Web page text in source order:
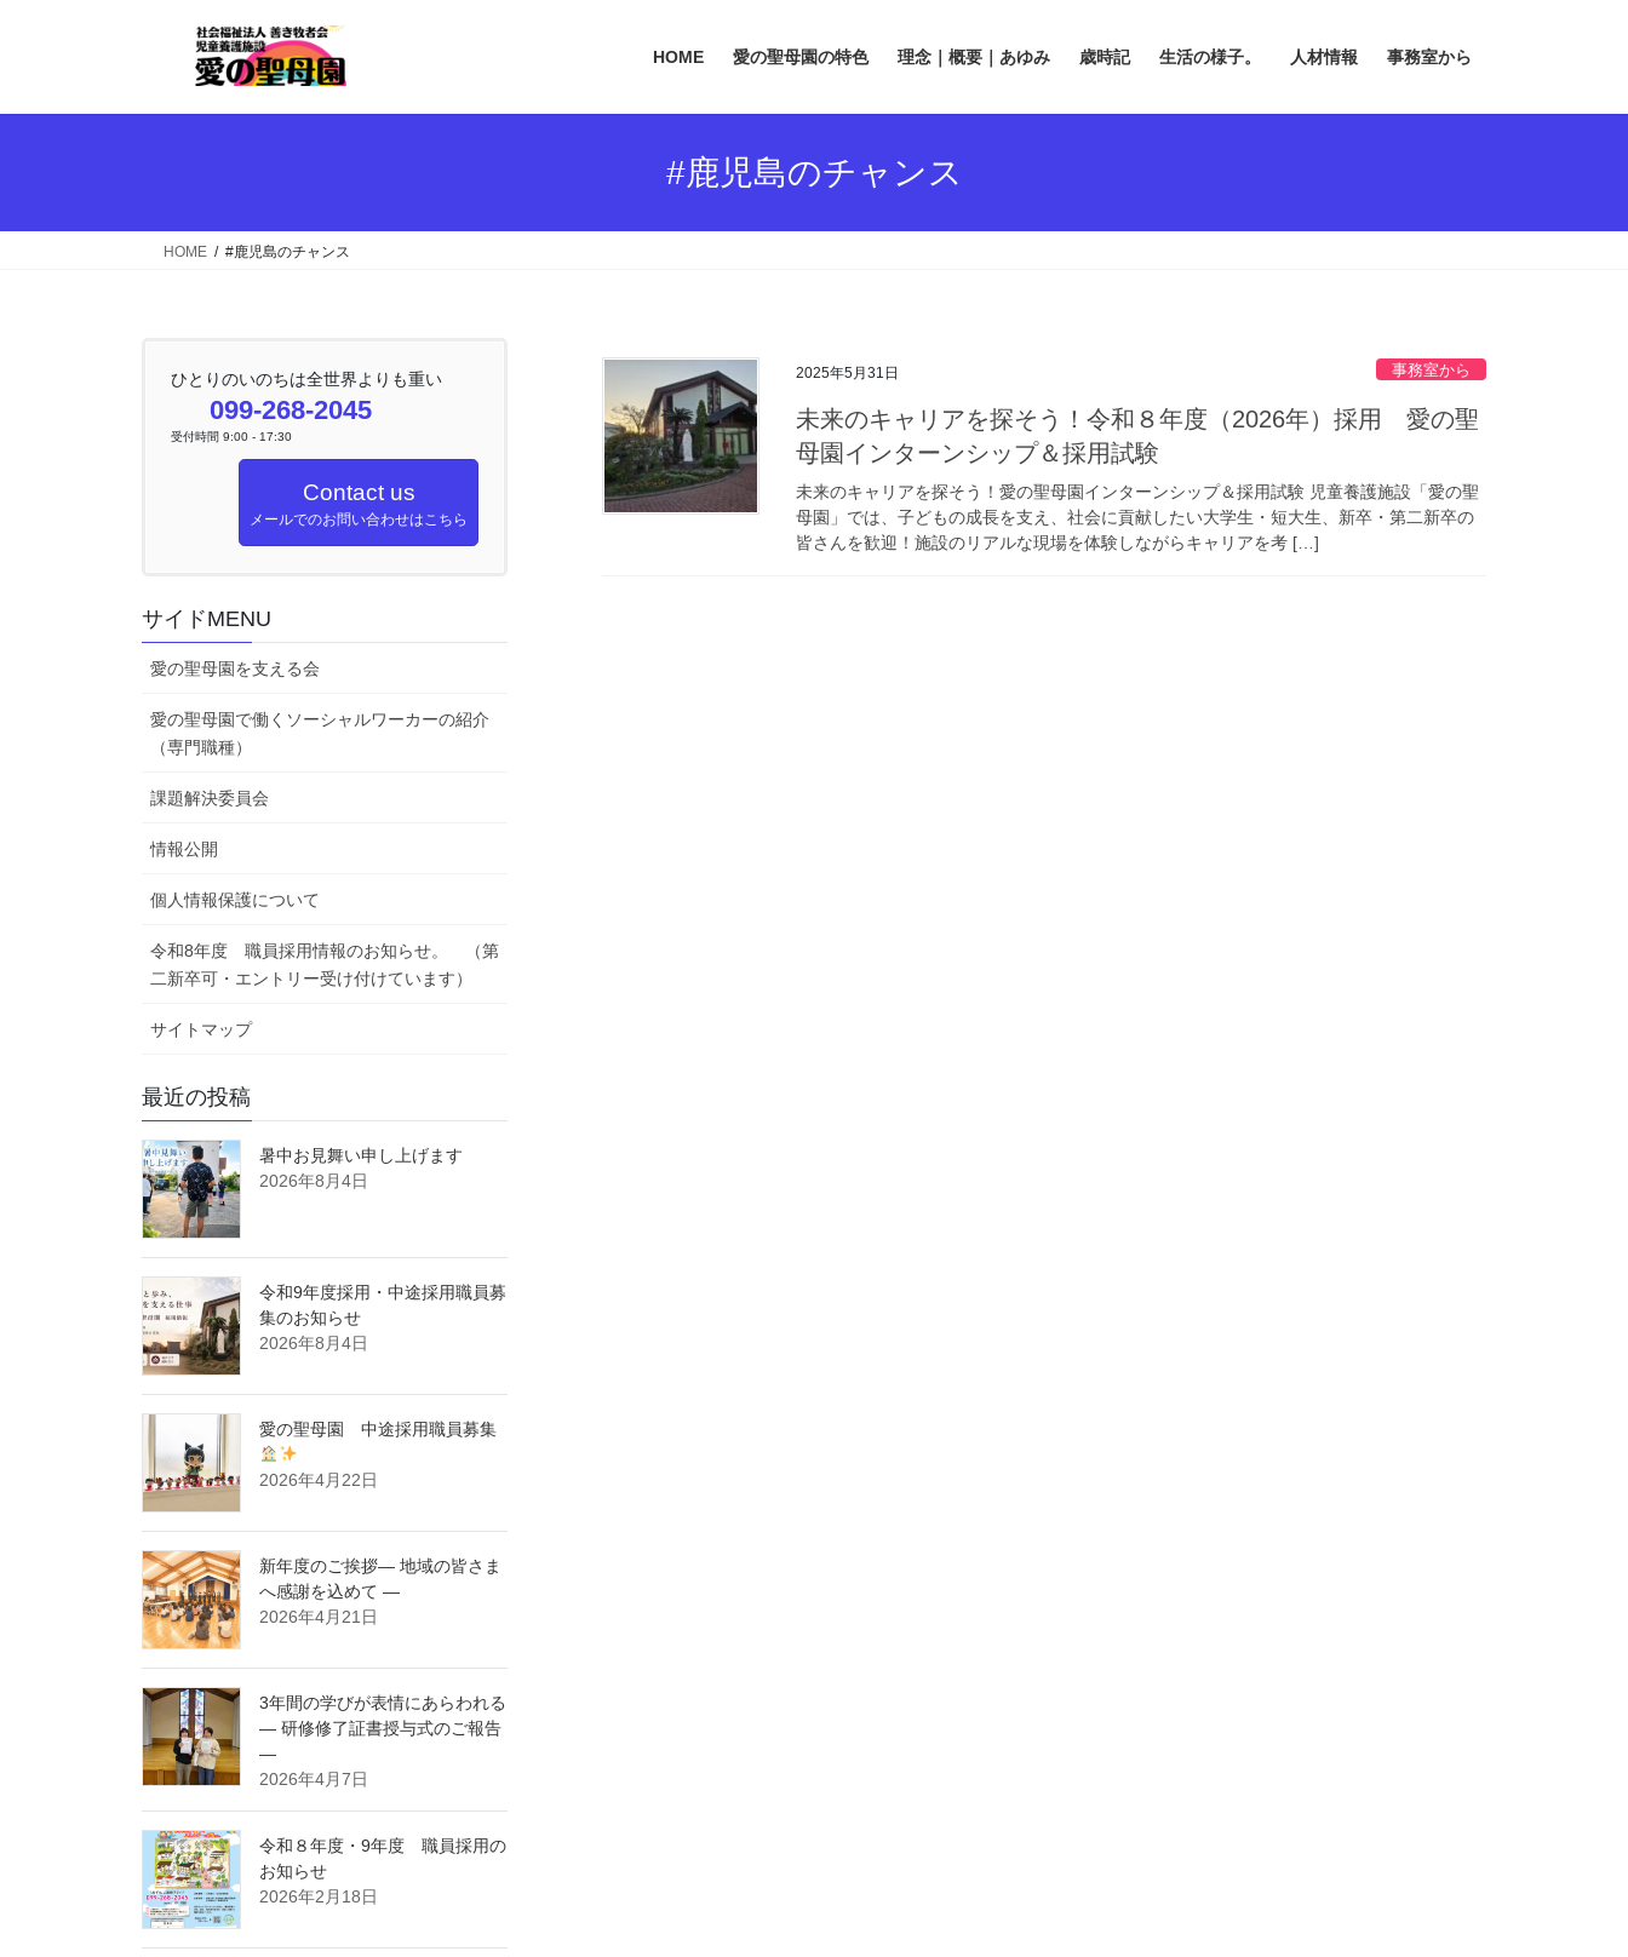
HOME 愛の聖母園の特色 理念｜概要｜あゆみ 歳時記 生活の様子。 人材情報 事務室から
#鹿児島のチャンス
HOME #鹿児島のチャンス
2025年5月31日 事務室から
未来のキャリアを探そう！令和８年度（2026年）採用 愛の聖
母園インターンシップ＆採用試験
未来のキャリアを探そう！愛の聖母園インターンシップ＆採用試験 児童養護施設「愛の聖
母園」では、子どもの成長を支え、社会に貢献したい大学生・短大生、新卒・第二新卒の
皆さんを歓迎！施設のリアルな現場を体験しながらキャリアを考 […]
ひとりのいのちは全世界よりも重い
099-268-2045
受付時間 9:00 - 17:30
Contact us
メールでのお問い合わせはこちら
サイドMENU
愛の聖母園を支える会
愛の聖母園で働くソーシャルワーカーの紹介
（専門職種）
課題解決委員会
情報公開
個人情報保護について
令和8年度 職員採用情報のお知らせ。 （第
二新卒可・エントリー受け付けています）
サイトマップ
最近の投稿
暑中お見舞い申し上げます
2026年8月4日
令和9年度採用・中途採用職員募
集のお知らせ
2026年8月4日
愛の聖母園 中途採用職員募集
2026年4月22日
新年度のご挨拶― 地域の皆さま
へ感謝を込めて ―
2026年4月21日
3年間の学びが表情にあらわれる
― 研修修了証書授与式のご報告
―
2026年4月7日
令和８年度・9年度 職員採用の
お知らせ
2026年2月18日